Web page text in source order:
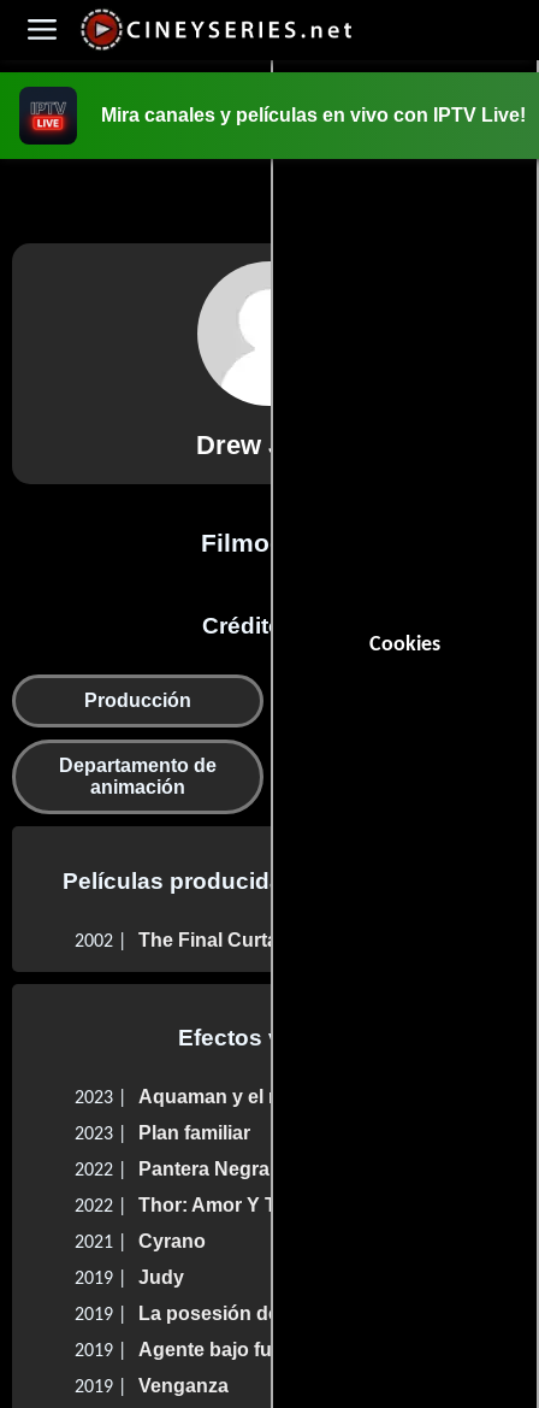
Cookies
Mira canales y películas en vivo con IPTV Live!
Drew Jones
Filmografía
Créditos en:
Producción
Departamento de
animación
Películas producidas por Drew Jones
2002 | The Final Curtain
Efectos visuales
2023 | Aquaman y el reino perdido
2023 | Plan familiar
2022 | Pantera Negra: Wakanda por siempre
2022 | Thor: Amor Y Trueno
2021 | Cyrano
2019 | Judy
2019 | La posesión de Mary
2019 | Agente bajo fuego
2019 | Venganza